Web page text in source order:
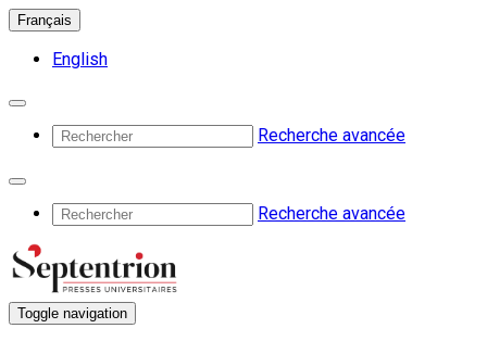
Français
English
Recherche avancée
Recherche avancée
Toggle navigation